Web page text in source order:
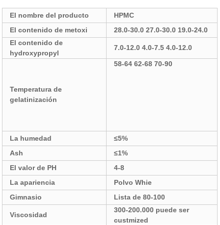
El nombre del producto
HPMC
El contenido de metoxi
28.0-30.0 27.0-30.0 19.0-24.0
El contenido de
hydroxypropyl
7.0-12.0 4.0-7.5 4.0-12.0
Temperatura de
gelatinización
58-64 62-68 70-90
La humedad
≤5%
Ash
≤1%
El valor de PH
4-8
La apariencia
Polvo Whie
Gimnasio
Lista de 80-100
Viscosidad
300-200.000 puede ser
custmized